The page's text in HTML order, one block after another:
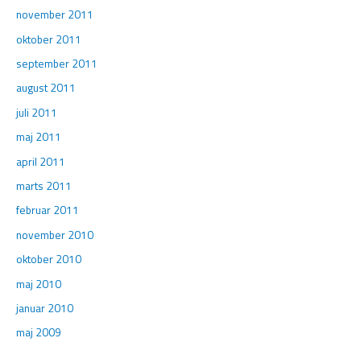
november 2011
oktober 2011
september 2011
august 2011
juli 2011
maj 2011
april 2011
marts 2011
februar 2011
november 2010
oktober 2010
maj 2010
januar 2010
maj 2009